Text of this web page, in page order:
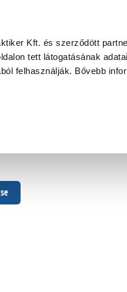
Kft. és szerződött
tett látogatásának
felhasználják. Bővebb